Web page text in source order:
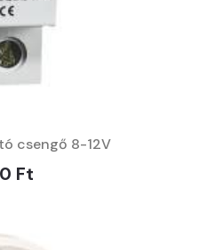
csengő 8-12V
Ft